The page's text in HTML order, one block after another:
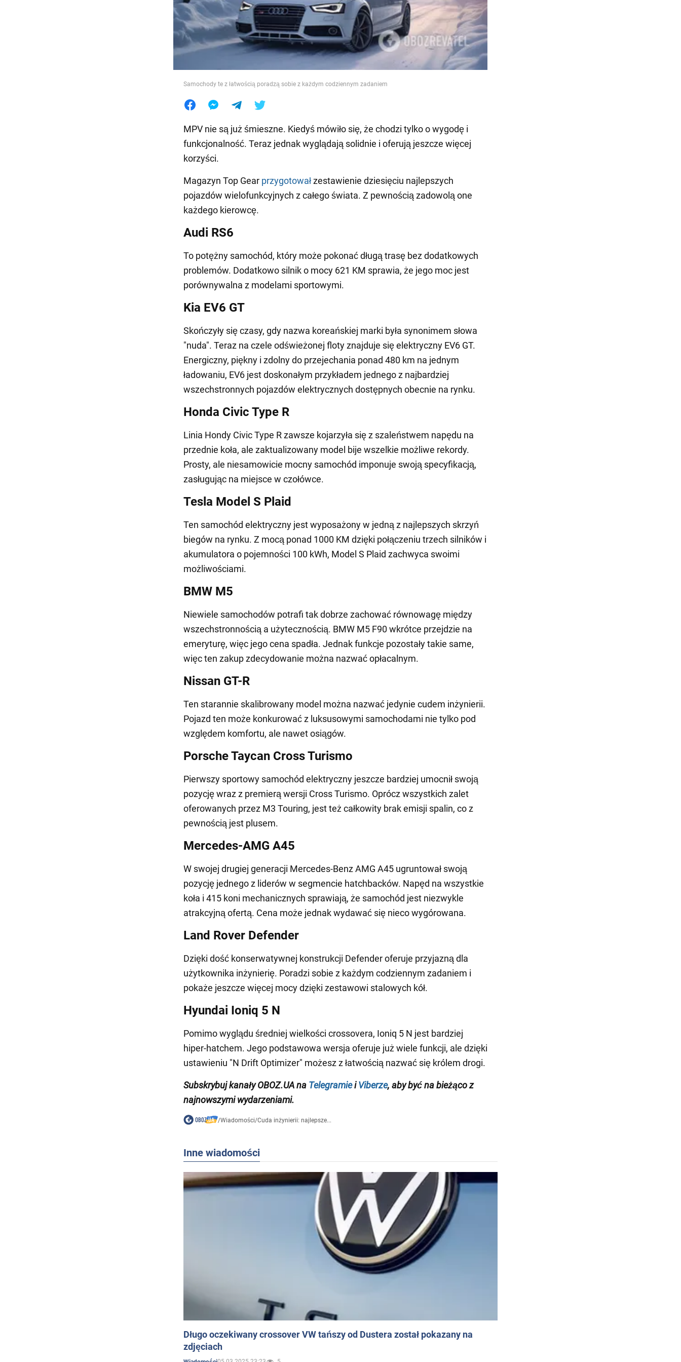
Jedzenie
Samochody te z łatwością poradzą sobie z każdym codziennym zadaniem
MPV nie są już śmieszne. Kiedyś mówiło się, że chodzi tylko o wygodę i
funkcjonalność. Teraz jednak wyglądają solidnie i oferują jeszcze więcej
korzyści.
Magazyn Top Gear przygotowałzestawienie dziesięciu najlepszych
pojazdów wielofunkcyjnych z całego świata. Z pewnością zadowolą one
każdego kierowcę.
Audi RS6
To potężny samochód, który może pokonać długą trasę bez dodatkowych
problemów. Dodatkowo silnik o mocy 621 KM sprawia, że jego moc jest
porównywalna z modelami sportowymi.
Kia EV6 GT
Skończyły się czasy, gdy nazwa koreańskiej marki była synonimem słowa
"nuda". Teraz na czele odświeżonej floty znajduje się elektryczny EV6 GT.
Energiczny, piękny i zdolny do przejechania ponad 480 km na jednym
ładowaniu, EV6 jest doskonałym przykładem jednego z najbardziej
wszechstronnych pojazdów elektrycznych dostępnych obecnie na rynku.
Honda Civic Type R
Linia Hondy Civic Type R zawsze kojarzyła się z szaleństwem napędu na
przednie koła, ale zaktualizowany model bije wszelkie możliwe rekordy.
Prosty, ale niesamowicie mocny samochód imponuje swoją specyfikacją,
zasługując na miejsce w czołówce.
Tesla Model S Plaid
Ten samochód elektryczny jest wyposażony w jedną z najlepszych skrzyń
biegów na rynku. Z mocą ponad 1000 KM dzięki połączeniu trzech silników i
akumulatora o pojemności 100 kWh, Model S Plaid zachwyca swoimi
możliwościami.
BMW M5
Niewiele samochodów potrafi tak dobrze zachować równowagę między
wszechstronnością a użytecznością. BMW M5 F90 wkrótce przejdzie na
emeryturę, więc jego cena spadła. Jednak funkcje pozostały takie same,
więc ten zakup zdecydowanie można nazwać opłacalnym.
Nissan GT-R
Ten starannie skalibrowany model można nazwać jedynie cudem inżynierii.
Pojazd ten może konkurować z luksusowymi samochodami nie tylko pod
względem komfortu, ale nawet osiągów.
Porsche Taycan Cross Turismo
Pierwszy sportowy samochód elektryczny jeszcze bardziej umocnił swoją
pozycję wraz z premierą wersji Cross Turismo. Oprócz wszystkich zalet
oferowanych przez M3 Touring, jest też całkowity brak emisji spalin, co z
pewnością jest plusem.
Mercedes-AMG A45
W swojej drugiej generacji Mercedes-Benz AMG A45 ugruntował swoją
pozycję jednego z liderów w segmencie hatchbacków. Napęd na wszystkie
koła i 415 koni mechanicznych sprawiają, że samochód jest niezwykle
atrakcyjną ofertą. Cena może jednak wydawać się nieco wygórowana.
Land Rover Defender
Dzięki dość konserwatywnej konstrukcji Defender oferuje przyjazną dla
użytkownika inżynierię. Poradzi sobie z każdym codziennym zadaniem i
pokaże jeszcze więcej mocy dzięki zestawowi stalowych kół.
Hyundai Ioniq 5 N
Pomimo wyglądu średniej wielkości crossovera, Ioniq 5 N jest bardziej
hiper-hatchem. Jego podstawowa wersja oferuje już wiele funkcji, ale dzięki
ustawieniu "N Drift Optimizer" możesz z łatwością nazwać się królem drogi.
Subskrybuj kanały OBOZ.UA na TelegramieiViberze, aby być na bieżąco z
najnowszymi wydarzeniami.
/Wiadomości/Cuda inżynierii: najlepsze...
Inne wiadomości
Długo oczekiwany crossover VW tańszy od Dustera został pokazany na
zdjęciach